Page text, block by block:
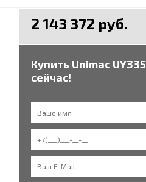
2 143 372 руб.
Купить Unimac UY335
сейчас!